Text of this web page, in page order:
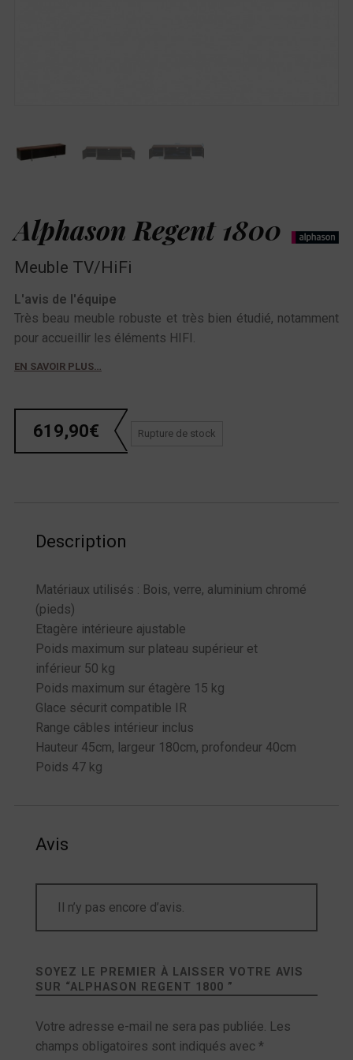
Alphason Regent 1800
Meuble TV/HiFi
L'avis de l'équipe
Très beau meuble robuste et très bien étudié, notamment
pour accueillir les éléments HIFI.
EN SAVOIR PLUS…
619,90€ Rupture de stock
Description
Matériaux utilisés : Bois, verre, aluminium chromé
(pieds)
Etagère intérieure ajustable
Poids maximum sur plateau supérieur et
inférieur 50 kg
Poids maximum sur étagère 15 kg
Glace sécurit compatible IR
Range câbles intérieur inclus
Hauteur 45cm, largeur 180cm, profondeur 40cm
Poids 47 kg
Avis
Il n’y pas encore d’avis.
SOYEZ LE PREMIER À LAISSER VOTRE AVIS
SUR “ALPHASON REGENT 1800 ”
Votre adresse e-mail ne sera pas publiée. Les
champs obligatoires sont indiqués avec *